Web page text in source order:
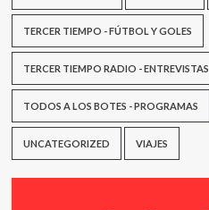
TERCER TIEMPO - FÚTBOL Y GOLES
TERCER TIEMPO RADIO - ENTREVISTAS
TODOS A LOS BOTES - PROGRAMAS
UNCATEGORIZED VIAJES